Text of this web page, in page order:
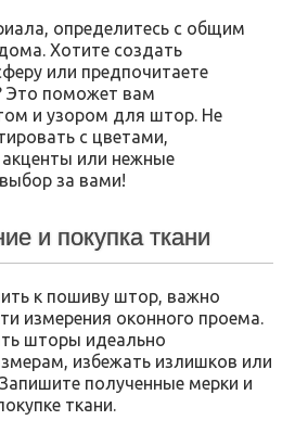
определитесь с общим
Хотите создать
или предпочитаете
Это поможет вам
и узором для штор. Не
с цветами,
акценты или нежные
за вами!
и покупка ткани
к пошиву штор, важно
измерения оконного проема.
шторы идеально
избежать излишков или
полученные мерки и
ткани.